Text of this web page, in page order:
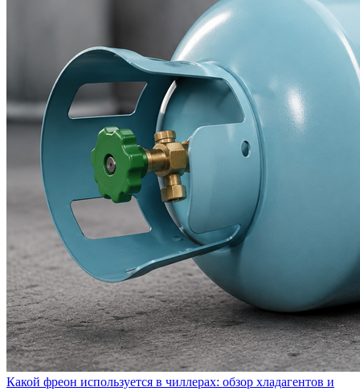
Какой фреон используется в чиллерах: обзор хладагентов и